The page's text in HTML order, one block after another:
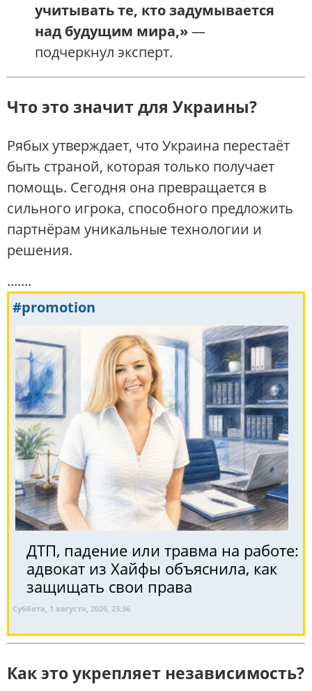
учитывать те, кто задумывается
над будущим мира,»—
подчеркнул эксперт.
Что это значит для Украины?
Рябых утверждает, что Украина перестаёт
быть страной, которая только получает
помощь. Сегодня она превращается в
сильного игрока, способного предложить
партнёрам уникальные технологии и
решения.
.......
#promotion
ДТП, падение или травма на работе:
адвокат из Хайфы объяснила, как
защищать свои права
Суббота, 1 августа, 2026, 23:36
Как это укрепляет независимость?